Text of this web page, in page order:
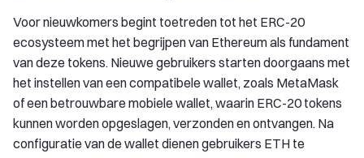
Voor nieuwkomers begint toetreden tot het ERC-20
ecosysteem met het begrijpen van Ethereum als fundament
van deze tokens. Nieuwe gebruikers starten doorgaans met
het instellen van een compatibele wallet, zoals MetaMask
of een betrouwbare mobiele wallet, waarin ERC-20 tokens
kunnen worden opgeslagen, verzonden en ontvangen. Na
configuratie van de wallet dienen gebruikers ETH te